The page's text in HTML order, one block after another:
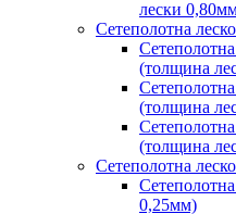
лески
Сетеполотна
(толщина
(толщина
(толщина
Сетеполотна
0,25мм)